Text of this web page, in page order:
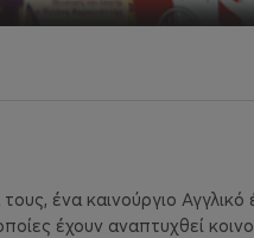
ένα καινούργιο
έχουν αναπτυχθεί